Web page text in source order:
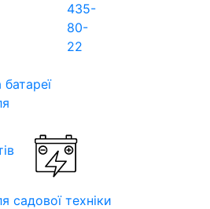
435-
80-
22
садової техніки